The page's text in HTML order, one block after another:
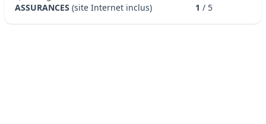
ASSURANCES (site Internet inclus) 1 / 5